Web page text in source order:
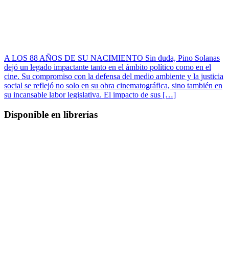
A LOS 88 AÑOS DE SU NACIMIENTO Sin duda, Pino Solanas
dejó un legado impactante tanto en el ámbito político como en el
cine. Su compromiso con la defensa del medio ambiente y la justicia
social se reflejó no solo en su obra cinematográfica, sino también en
su incansable labor legislativa. El impacto de sus […]
Disponible en librerías